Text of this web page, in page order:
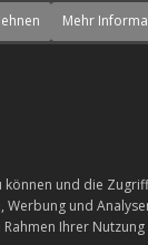
Mehr
und die
und
Ihrer